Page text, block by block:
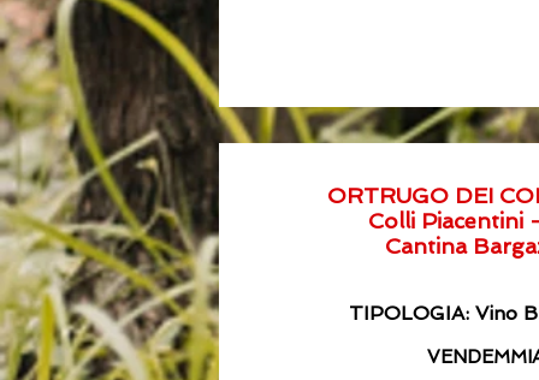
ORTRUGO DEI
Colli Piacentini
Cantina
TIPOLOGIA: Vino